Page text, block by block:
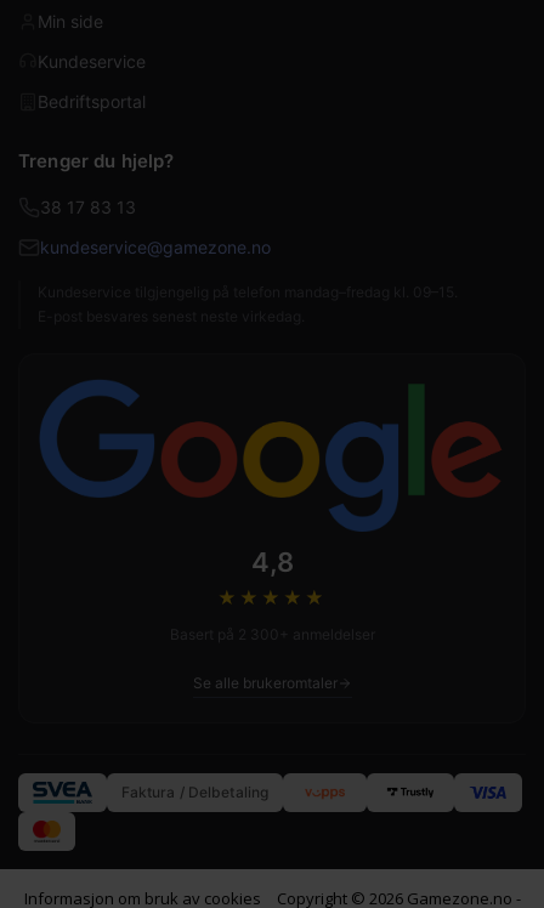
Min side
Kundeservice
Bedriftsportal
Trenger du hjelp?
38 17 83 13
kundeservice@gamezone.no
4,8
★★★★ ★
Se alle brukeromtaler
Faktura / Delbetaling
Informasjon om bruk av cookies Copyright © 2026 Gamezone.no -